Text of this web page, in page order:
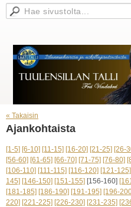
« Takaisin
Ajankohtaista
[1-5] [6-10] [11-15] [16-20] [21-25] [26-
[56-60] [61-65] [66-70] [71-75] [76-80]
[106-110] [111-115] [116-120] [121-125]
145] [146-150] [151-155] [156-160]
[181-185] [186-190] [191-195] [196-
220] [221-225] [226-230] [231-235]